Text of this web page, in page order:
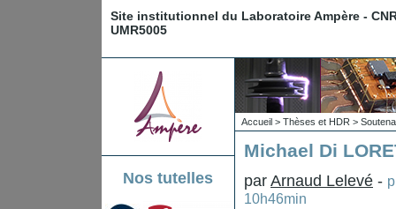
Site institutionnel du Laboratoire Ampère -
UMR5005
Nos tutelles
Accueil > Thèses et HDR >
Michael Di
par Arnaud Lelevé -
10h46min